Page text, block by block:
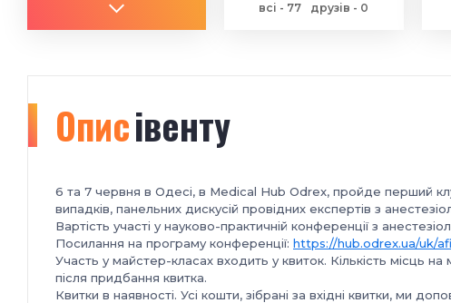
всі - 77 друзів - 0
Описівенту
6 та 7 червня в Одесі, в Medical Hub Odrex, пройде перший
випадків, панельних дискусій провідних експертів з
Вартість участі у науково-практичній конференції з
Посилання на програму конференції: https://hub.odrex.ua/uk/
Участь у майстер-класах входить у квиток. Кількість місць
після придбання квитка.
Квитки в наявності. Усі кошти, зібрані за вхідні квитки, ми